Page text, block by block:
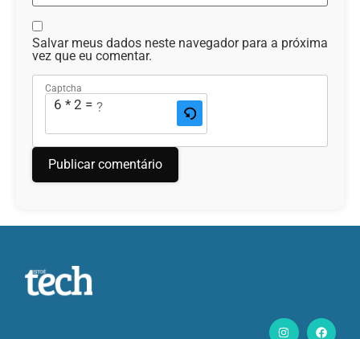
Salvar meus dados neste navegador para a próxima
vez que eu comentar.
Captcha
6 * 2 = ?